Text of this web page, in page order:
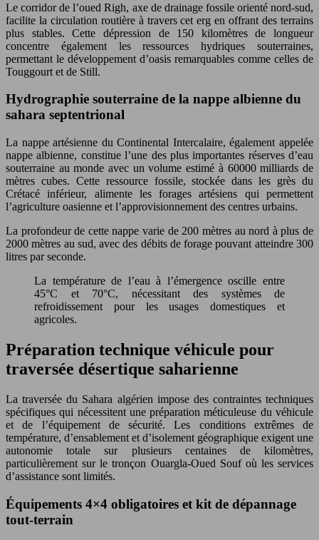
Le corridor de l’oued Righ, axe de drainage fossile orienté nord-sud,
facilite la circulation routière à travers cet erg en offrant des terrains
plus stables. Cette dépression de 150 kilomètres de longueur
concentre également les ressources hydriques souterraines,
permettant le développement d’oasis remarquables comme celles de
Touggourt et de Still.
Hydrographie souterraine de la nappe albienne du
sahara septentrional
La nappe artésienne du Continental Intercalaire, également appelée
nappe albienne, constitue l’une des plus importantes réserves d’eau
souterraine au monde avec un volume estimé à 60000 milliards de
mètres cubes. Cette ressource fossile, stockée dans les grès du
Crétacé inférieur, alimente les forages artésiens qui permettent
l’agriculture oasienne et l’approvisionnement des centres urbains.
La profondeur de cette nappe varie de 200 mètres au nord à plus de
2000 mètres au sud, avec des débits de forage pouvant atteindre 300
litres par seconde.
La température de l’eau à l’émergence oscille entre
45°C et 70°C, nécessitant des systèmes de
refroidissement pour les usages domestiques et
agricoles.
Préparation technique véhicule pour
traversée désertique saharienne
La traversée du Sahara algérien impose des contraintes techniques
spécifiques qui nécessitent une préparation méticuleuse du véhicule
et de l’équipement de sécurité. Les conditions extrêmes de
température, d’ensablement et d’isolement géographique exigent une
autonomie totale sur plusieurs centaines de kilomètres,
particulièrement sur le tronçon Ouargla-Oued Souf où les services
d’assistance sont limités.
Équipements 4×4 obligatoires et kit de dépannage
tout-terrain